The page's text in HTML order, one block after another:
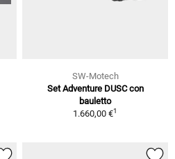
SW-Motech
Set Adventure DUSC con
bauletto
1.660,00 €1